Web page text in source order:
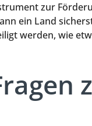
zur
ein Land
werden, wie